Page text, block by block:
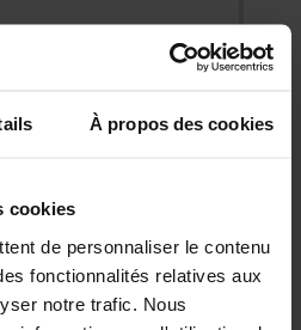
À propos des cookies
cookies
de personnaliser le contenu
fonctionnalités relatives aux
notre trafic. Nous
et réglementations du
DÉCOUVREZ